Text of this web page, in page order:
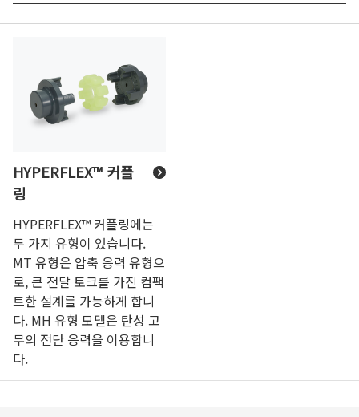
HYPERFLEX™ 커플
링
HYPERFLEX™ 커플링에는
두 가지 유형이 있습니다.
MT 유형은 압축 응력 유형으
로, 큰 전달 토크를 가진 컴팩
트한 설계를 가능하게 합니
다. MH 유형 모델은 탄성 고
무의 전단 응력을 이용합니
다.